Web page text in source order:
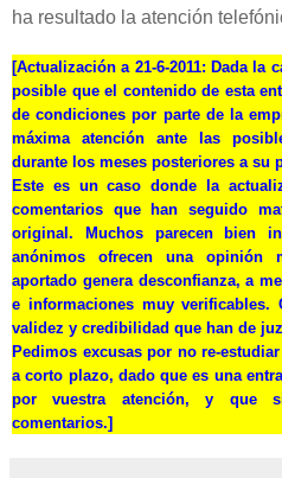
ha resultado la atención
[Actualización a 21-6-2011: Dada la
posible que el contenido de esta
de condiciones por parte de la
máxima atención ante las
durante los meses posteriores a su
Este es un caso donde la
comentarios que han seguido
original. Muchos parecen bien
anónimos ofrecen una opinión
aportado genera desconfianza, a
e informaciones muy verificables.
validez y credibilidad que han de
Pedimos excusas por no re-
a corto plazo, dado que es una
por vuestra atención, y que
comentarios.]